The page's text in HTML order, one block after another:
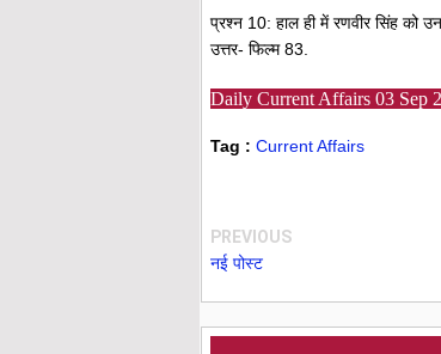
प्रश्न 10: हाल ही में रणवीर सिंह को
उत्तर- फिल्म 83.
Daily Current Affairs 03 Sep
Tag : Current Affairs
PREVIOUS
नई पोस्ट